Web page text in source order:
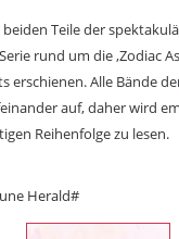
beiden Teile der
rund um die ‚Zodiac
erschienen. Alle Bände
auf, daher wird
Reihenfolge zu lesen.
Herald#